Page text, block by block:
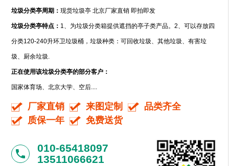
垃圾分类亭周期：现货垃圾亭 北京厂家直销 即拍即发
垃圾分类亭特点： 1、为垃圾分类箱提供遮挡的亭子类产品。2、可以存放四
分类120-240升环卫垃圾桶，垃圾种类：可回收垃圾、其他垃圾、有害垃
圾、厨余垃圾.
正在使用该垃圾分类亭的部分客户：
国家体育场、北京大学、空后....
厂家直销 来图定制
品类齐全
质保一年
免费送货
phone
010-65418097
13511066621